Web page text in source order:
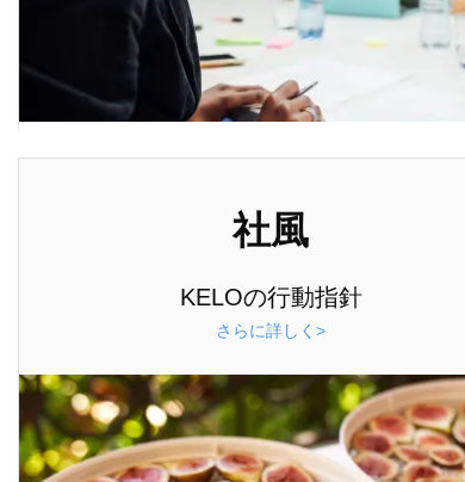
社風
KELOの行動指針
さらに詳しく>